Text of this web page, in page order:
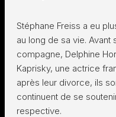
Stéphane Freiss a eu
au long de sa vie.
compagne, Delphine
Kaprisky, une actrice
après leur divorce, ils
continuent de se
respective.